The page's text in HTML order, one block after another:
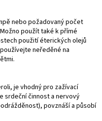
nebo požadovaný počet
použít také k přímé
použití éterických olejů
neředěné na
je vhodný pro zažívací
srdeční činnost a nervový
povznáší a působí